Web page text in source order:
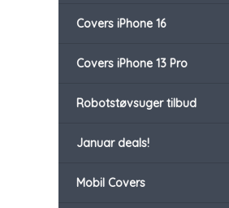
Covers iPhone 16
Covers iPhone 13 Pro
Robotstøvsuger tilbud
Januar deals!
Mobil Covers